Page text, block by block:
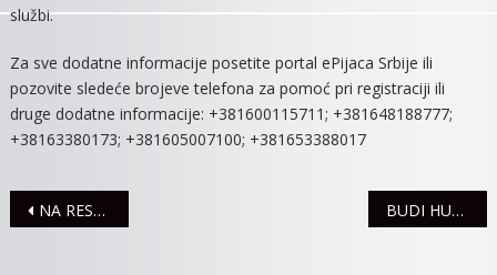
službi.
Za sve dodatne informacije posetite portal ePijaca Srbije ili
pozovite sledeće brojeve telefona za pomoć pri registraciji ili
druge dodatne informacije: +381600115711; +381648188777;
+38163380173; +381605007100; +381653388017
Navigacija
NA RESPIRATORIMA 127 OBOLELIH BUDI HUMAN, DAJ KRV